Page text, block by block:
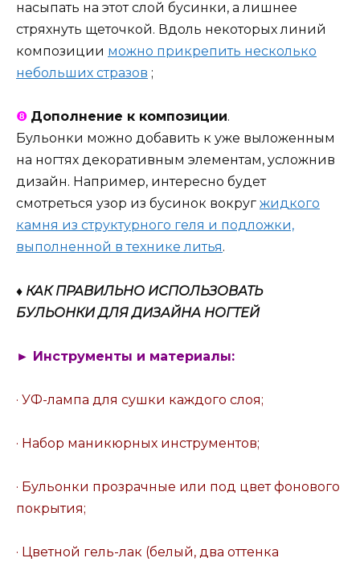
насыпать на этот слой бусинки, а лишнее
стряхнуть щеточкой. Вдоль некоторых линий
композиции можно прикрепить несколько
небольших стразов ;
❽ Дополнение к композиции.
Бульонки можно добавить к уже выложенным
на ногтях декоративным элементам, усложнив
дизайн. Например, интересно будет
смотреться узор из бусинок вокруг жидкого
камня из структурного геля и подложки,
выполненной в технике литья.
♦ КАК ПРАВИЛЬНО ИСПОЛЬЗОВАТЬ
БУЛЬОНКИ ДЛЯ ДИЗАЙНА НОГТЕЙ
► Инструменты и материалы:
· УФ-лампа для сушки каждого слоя;
· Набор маникюрных инструментов;
· Бульонки прозрачные или под цвет фонового
покрытия;
· Цветной гель-лак (белый, два оттенка